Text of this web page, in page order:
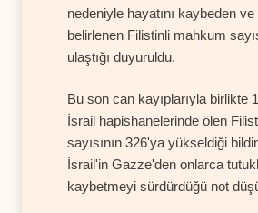
nedeniyle hayatını kaybeden
belirlenen Filistinli mahkum
ulaştığı duyuruldu.
Bu son can kayıplarıyla birlikte
İsrail hapishanelerinde ölen
sayısının 326'ya yükseldiği
İsrail'in Gazze'den onlarca
kaybetmeyi sürdürdüğü not